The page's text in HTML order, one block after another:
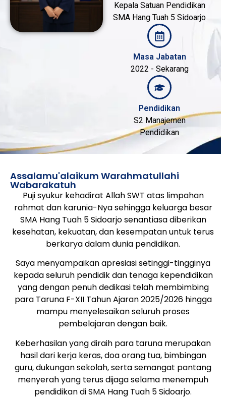
Kepala Satuan Pendidikan
SMA Hang Tuah 5 Sidoarjo
Masa Jabatan
2022 - Sekarang
Pendidikan
S2 Manajemen
Pendidikan
Assalamu'alaikum Warahmatullahi
Wabarakatuh
Puji syukur kehadirat Allah SWT atas limpahan
rahmat dan karunia-Nya sehingga keluarga besar
SMA Hang Tuah 5 Sidoarjo senantiasa diberikan
kesehatan, kekuatan, dan kesempatan untuk terus
berkarya dalam dunia pendidikan.
Saya menyampaikan apresiasi setinggi-tingginya
kepada seluruh pendidik dan tenaga kependidikan
yang dengan penuh dedikasi telah membimbing
para Taruna F-XII Tahun Ajaran 2025/2026 hingga
mampu menyelesaikan seluruh proses
pembelajaran dengan baik.
Keberhasilan yang diraih para taruna merupakan
hasil dari kerja keras, doa orang tua, bimbingan
guru, dukungan sekolah, serta semangat pantang
menyerah yang terus dijaga selama menempuh
pendidikan di SMA Hang Tuah 5 Sidoarjo.